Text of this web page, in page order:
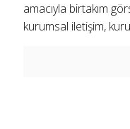
amacıyla birtakım
kurumsal iletişim,